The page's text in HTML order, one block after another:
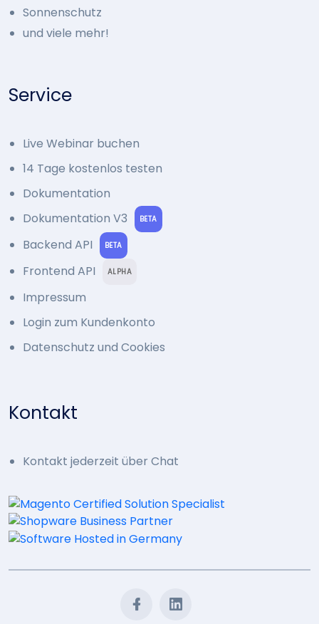
Sonnenschutz
und viele mehr!
Service
Live Webinar buchen
14 Tage kostenlos testen
Dokumentation
Dokumentation V3
BETA
Backend API BETA
Frontend API ALPHA
Impressum
Login zum Kundenkonto
Datenschutz und Cookies
Kontakt
Kontakt jederzeit über Chat